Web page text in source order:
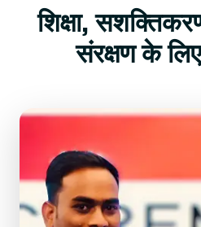
शिक्षा,
संरक्षण के